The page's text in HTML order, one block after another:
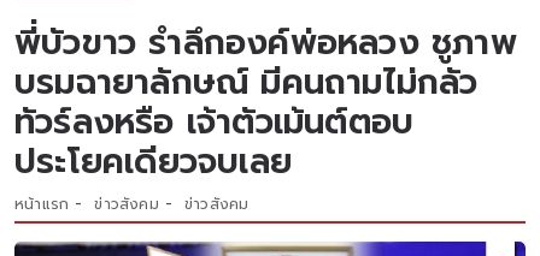
พี่บัวขาว รำลึกองค์พ่อหลวง ชูภาพ
บรมฉายาลักษณ์ มีคนถามไม่กลัว
ทัวร์ลงหรือ เจ้าตัวเม้นต์ตอบ
ประโยคเดียวจบเลย
หน้าแรก ข่าวสังคม ข่าวสังคม